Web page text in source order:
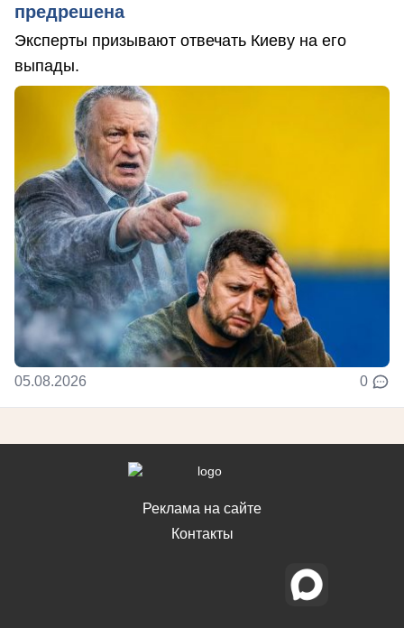
предрешена
Эксперты призывают отвечать Киеву на его
выпады.
05.08.2026 0
Реклама на сайте
Контакты